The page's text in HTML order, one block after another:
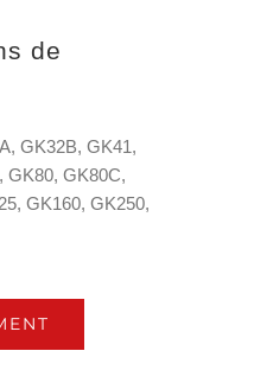
de
GK32B, GK41,
GK80, GK80C,
GK160, GK250,